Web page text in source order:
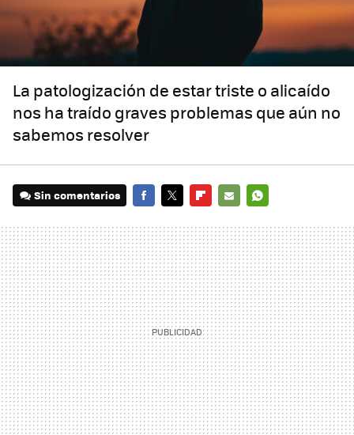
La patologización de estar triste o alicaído
nos ha traído graves problemas que aún no
sabemos resolver
Sin comentarios
MAIL